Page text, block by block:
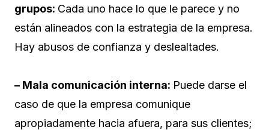
grupos: Cada uno hace lo que le parece y no
están alineados con la estrategia de la empresa.
Hay abusos de confianza y deslealtades.
– Mala comunicación interna: Puede darse el
caso de que la empresa comunique
apropiadamente hacia afuera, para sus clientes;